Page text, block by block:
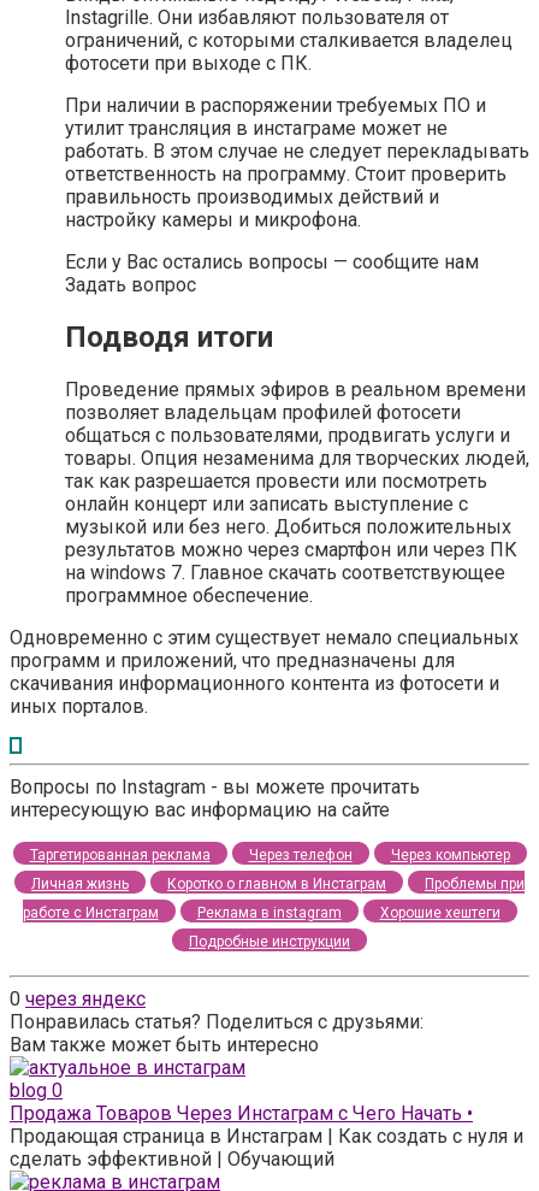
Instagrille. Они избавляют пользователя от
ограничений, с которыми сталкивается владелец
фотосети при выходе с ПК.
При наличии в распоряжении требуемых ПО и
утилит трансляция в инстаграме может не
работать. В этом случае не следует перекладывать
ответственность на программу. Стоит проверить
правильность производимых действий и
настройку камеры и микрофона.
Если у Вас остались вопросы — сообщите нам
Задать вопрос
Подводя итоги
Проведение прямых эфиров в реальном времени
позволяет владельцам профилей фотосети
общаться с пользователями, продвигать услуги и
товары. Опция незаменима для творческих людей,
так как разрешается провести или посмотреть
онлайн концерт или записать выступление с
музыкой или без него. Добиться положительных
результатов можно через смартфон или через ПК
на windows 7. Главное скачать соответствующее
программное обеспечение.
Одновременно с этим существует немало специальных
программ и приложений, что предназначены для
скачивания информационного контента из фотосети и
иных порталов.
Вопросы по Instagram - вы можете прочитать
интересующую вас информацию на сайте
Таргетированная реклама Через телефон
Через компьютер
Личная жизнь
Коротко о главном в Инстаграм
Проблемы при
работе с Инстаграм
Реклама в instagram
Хорошие хештеги
Подробные инструкции
0 через яндекс
Понравилась статья? Поделиться с друзьями:
Вам также может быть интересно
blog 0
Продажа Товаров Через Инстаграм с Чего Начать •
Продающая страница в Инстаграм | Как создать с нуля и
сделать эффективной | Обучающий